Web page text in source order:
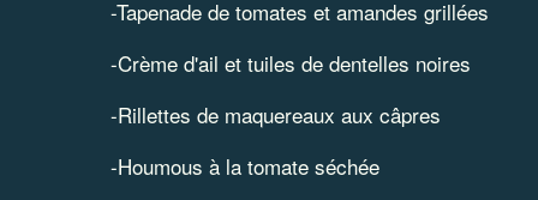
-Tapenade de tomates et amandes grillées
-Crème d'ail et tuiles de dentelles noires
-Rillettes de maquereaux aux câpres
-Houmous à la tomate séchée